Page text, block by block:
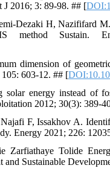
J 2016; 3: 89-98. ## [
Dezaki H, Nazififard
method Sustain.
dimension of
603-12. ## [
energy instead of
2012; 30(3): 389-
F, Issakhov A.
Energy 2021; 226:
Zarfiathaye Tolide
Sustainable